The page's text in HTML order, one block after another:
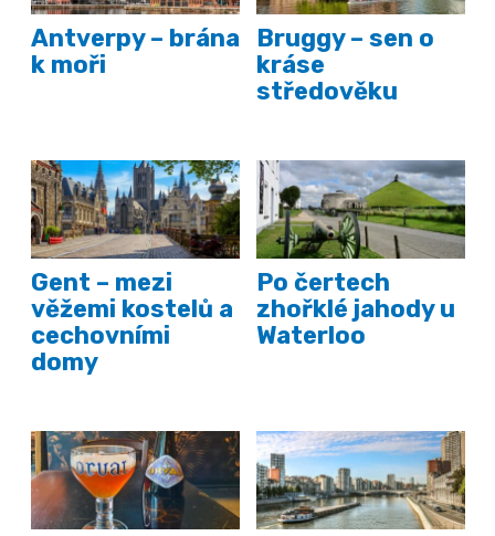
Antverpy – brána
k moři
Bruggy – sen o
kráse
středověku
Gent – mezi
věžemi kostelů a
cechovními
domy
Po čertech
zhořklé jahody u
Waterloo